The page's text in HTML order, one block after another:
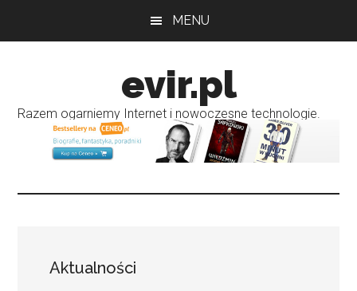
MENU
evir.pl
Razem ogarniemy Internet i nowoczesne technologie.
Aktualności